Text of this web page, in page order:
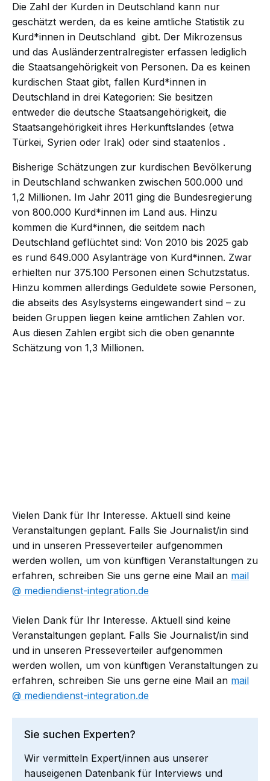
Die Zahl der Kurden in Deutschland kann nur
geschätzt werden, da es keine amtliche Statistik zu
Kurd*innen in Deutschland gibt. Der Mikrozensus
und das Ausländerzentralregister erfassen lediglich
die Staatsangehörigkeit von Personen. Da es keinen
kurdischen Staat gibt, fallen Kurd*innen in
Deutschland in drei Kategorien: Sie besitzen
entweder die deutsche Staatsangehörigkeit, die
Staatsangehörigkeit ihres Herkunftslandes (etwa
Türkei, Syrien oder Irak) oder sind staatenlos .
Bisherige Schätzungen zur kurdischen Bevölkerung
in Deutschland schwanken zwischen 500.000 und
1,2 Millionen. Im Jahr 2011 ging die Bundesregierung
von 800.000 Kurd*innen im Land aus. Hinzu
kommen die Kurd*innen, die seitdem nach
Deutschland geflüchtet sind: Von 2010 bis 2025 gab
es rund 649.000 Asylanträge von Kurd*innen. Zwar
erhielten nur 375.100 Personen einen Schutzstatus.
Hinzu kommen allerdings Geduldete sowie Personen,
die abseits des Asylsystems eingewandert sind – zu
beiden Gruppen liegen keine amtlichen Zahlen vor.
Aus diesen Zahlen ergibt sich die oben genannte
Schätzung von 1,3 Millionen.
Vielen Dank für Ihr Interesse. Aktuell sind keine
Veranstaltungen geplant. Falls Sie Journalist/in sind
und in unseren Presseverteiler aufgenommen
werden wollen, um von künftigen Veranstaltungen zu
erfahren, schreiben Sie uns gerne eine Mail an mail​
mediendienst-integration.de
Vielen Dank für Ihr Interesse. Aktuell sind keine
Veranstaltungen geplant. Falls Sie Journalist/in sind
und in unseren Presseverteiler aufgenommen
werden wollen, um von künftigen Veranstaltungen zu
erfahren, schreiben Sie uns gerne eine Mail an mail​
mediendienst-integration.de
Sie suchen Experten?
Wir vermitteln Expert/innen aus unserer
hauseigenen Datenbank für Interviews und